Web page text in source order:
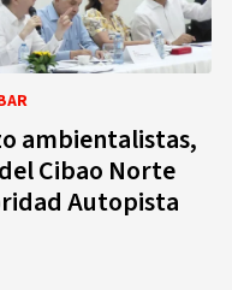
ambientalistas,
Cibao Norte
Autopista